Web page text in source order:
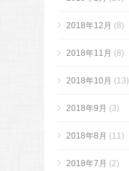
2018年12月 (8)
2018年11月 (8)
2018年10月 (13)
2018年9月 (3)
2018年8月 (11)
2018年7月 (2)